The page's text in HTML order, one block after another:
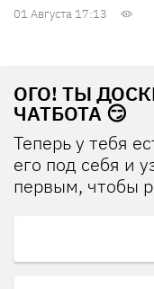
01 Августа 17:13
ОГО! ТЫ
ЧАТБОТА 😏
Теперь у тебя
его под себя и
первым, чтобы